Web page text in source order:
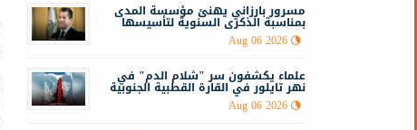
مسرور بارزاني يهنئ مؤسسة المدى
بمناسبة الذكرى السنوية لتأسيسها
Aug 06 2026
علماء يكشفون سر "شلام الدم" في
نهر تايلور في القارة القطبية الجنوبية
Aug 06 2026